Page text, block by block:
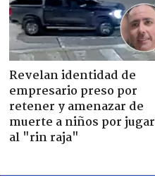
Revelan identidad de
empresario preso por
retener y amenazar de
muerte a niños por jugar
al "rin raja"